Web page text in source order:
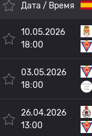
Дата / Время
10.05.2026
18:00
03.05.2026
18:00
26.04.2026
13:00